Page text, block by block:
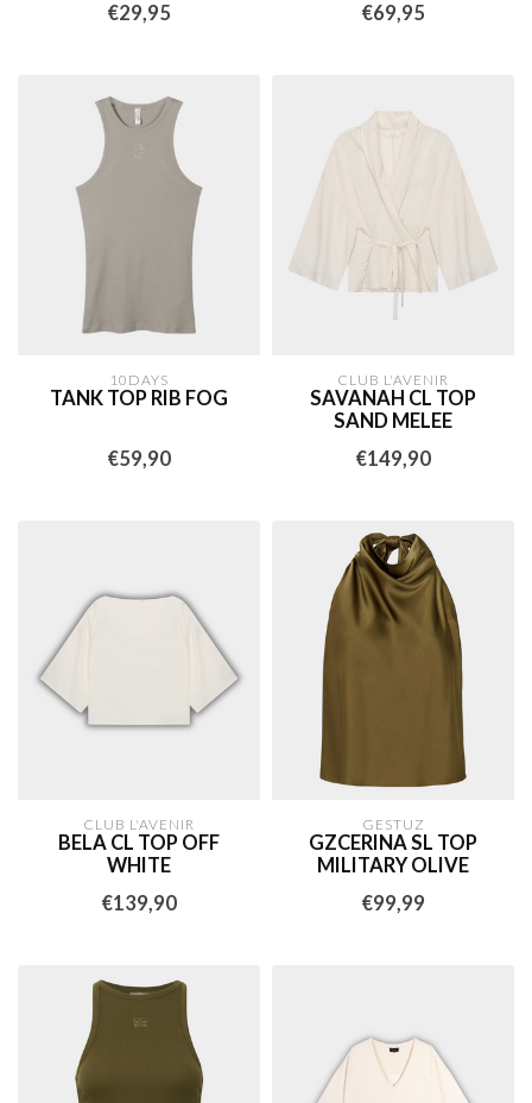
€29,95
€69,95
10DAYS
TANK TOP RIB FOG
€59,90
CLUB L'AVENIR
SAVANAH CL TOP
SAND MELEE
€149,90
CLUB L'AVENIR
BELA CL TOP OFF
WHITE
€139,90
GESTUZ
GZCERINA SL TOP
MILITARY OLIVE
€99,99